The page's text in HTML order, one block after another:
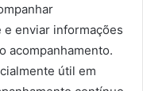
enviar informações
acompanhamento.
útil em